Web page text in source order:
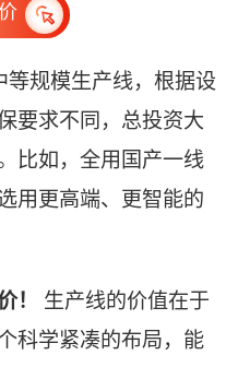
等规模生产线，根据设
要求不同，总投资大
比如，全用国产一线
用更高端、更智能的
！
生产线的价值在于
科学紧凑的布局，能